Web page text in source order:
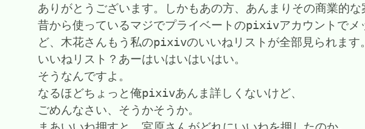
ありがとうございます。しかもあの方、あんまりその商業的
昔から使っているマジでプライベートのpixivアカウントでメ
ど、木花さんもう私のpixivのいいねリストが全部見られます。
いいねリスト？あーはいはいはいはい。
そうなんですよ。
なるほどちょっと俺pixivあんま詳しくないけど、
ごめんなさい、そうかそうか。